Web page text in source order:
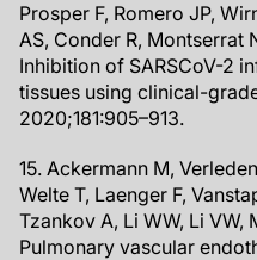
Prosper F, Romero JP,
AS, Conder R, Montserrat
Inhibition of SARSCoV-2
tissues using clinical-
2020;181:905–913.
15. Ackermann M,
Welte T, Laenger F,
Tzankov A, Li WW, Li VW,
Pulmonary vascular